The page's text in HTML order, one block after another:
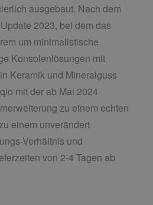
ausgebaut. Nach dem
2023, bei dem das
um minimalistische
Konsolenlösungen mit
Keramik und Mineralguss
mit der ab Mai 2024
zu einem echten
einem unverändert
Verhältnis und
von 2-4 Tagen ab